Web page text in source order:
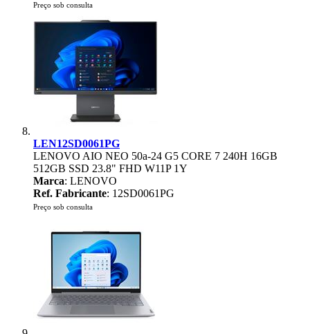
Preço sob consulta
LEN12SD0061PG
LENOVO AIO NEO 50a-24 G5 CORE 7 240H 16GB
512GB SSD 23.8" FHD W11P 1Y
Marca: LENOVO
Ref. Fabricante: 12SD0061PG
Preço sob consulta